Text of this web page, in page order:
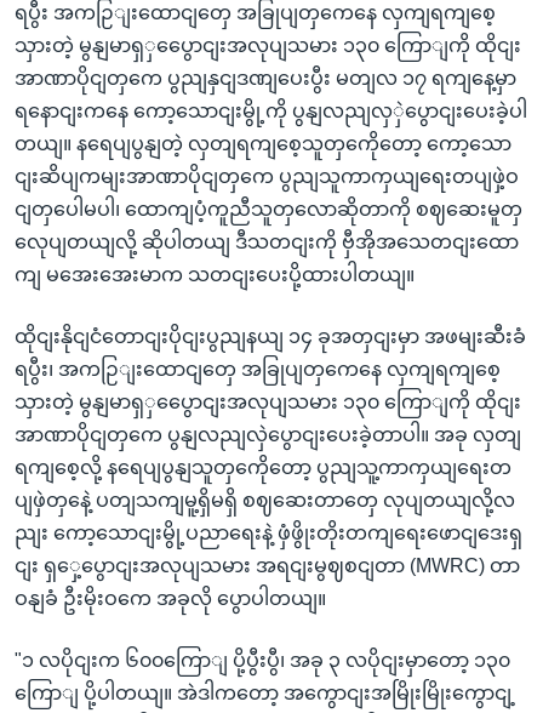
ရပွီး အကဉြျးထောငျတှေ အခြုပျတှကေနေ လှကျရကျစေ့
သှားတဲ့ မွနျမာရှှပွေောငျးအလုပျသမား ၁၃၀ ကြောျကို ထိုငျး
အာဏာပိုငျတှကေ ပွညျနှငျဒဏျပေးပွီး မတျလ ၁၇ ရကျနေ့မှာ
ရနောငျးကနေ ကော့သောငျးမွို့ကို ပွနျလညျလှှဲပွောငျးပေးခဲ့ပါ
တယျ။ နရေပျပွနျတဲ့ လှတျရကျစေ့သူတှကေိုတော့ ကော့သော
ငျးဆိပျကမျးအာဏာပိုငျတှကေ ပွညျသူကာကှယျရေးတပျဖှဲ့ဝ
ငျတှပေါမပါ၊ ထောကျပံ့ကူညီသူတှလောဆိုတာကို စဈဆေးမူတှ
လေုပျတယျလို့ ဆိုပါတယျ ဒီသတငျးကို ဗှီအိုအသေတငျးထော
ကျ မအေးအေးမာက သတငျးပေးပို့ထားပါတယျ။
ထိုငျးနိုငျငံတောငျးပိုငျးပွညျနယျ ၁၄ ခုအတှငျးမှာ အဖမျးဆီးခံ
ရပွီး၊ အကဉြျးထောငျတှေ အခြုပျတှကေနေ လှကျရကျစေ့
သှားတဲ့ မွနျမာရှှပွေောငျးအလုပျသမား ၁၃၀ ကြောျကို ထိုငျး
အာဏာပိုငျတှကေ ပွနျလညျလှဲပွောငျးပေးခဲ့တာပါ။ အခု လှတျ
ရကျစေ့လို့ နရေပျပွနျသူတှကေိုတော့ ပွညျသူ့ကာကှယျရေးတ
ပျဖှဲတှနေဲ့ ပတျသကျမူ့ရှိမရှိ စဈဆေးတာတှေ လုပျတယျလို့လ
ညျး ကော့သောငျးမွို့ပညာရေးနဲ့ ဖှံဖွိုးတိုးတကျရေးဖောငျဒေးရှ
ငျး ရှှေ့ပွောငျးအလုပျသမား အရငျးမွဈစငျတာ (MWRC) တာ
ဝနျခံ ဦးမိုးဝကေ အခုလို ပွောပါတယျ။
"၁‌ လပိုငျးက ၆၀၀ကြောျ ပို့ပွီးပွီ၊ အခု ၃ လပိုငျးမှာတော့ ၁၃၀
ကြောျ ပို့ပါတယျ။ အဲဒါကတော့ အကွောငျးအမြိုးမြိုးကွောငျ့